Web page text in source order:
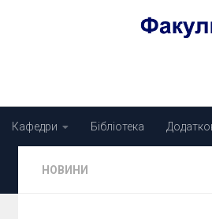
Кафедри Бібліотека
НОВИНИ